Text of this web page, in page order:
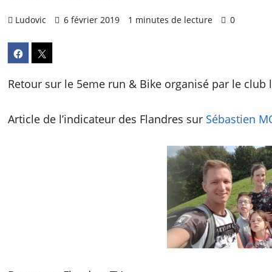
Ludovic 6 février 2019 1 minutes de lecture 0
Retour sur le 5eme run & Bike organisé par le
Article de l’indicateur des Flandres sur Sébastien